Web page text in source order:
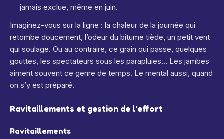
jamais exclue, même en juin.
Imaginez-vous sur la ligne : la chaleur de la journée qui
retombe doucement, l’odeur du bitume tiède, un petit vent
qui soulage. Ou au contraire, ce grain qui passe, quelques
gouttes, les spectateurs sous les parapluies… Les jambes
aiment souvent ce genre de temps. Le mental aussi, quand
on s’y est préparé.
Ravitaillements et gestion de l’effort
Ravitaillements